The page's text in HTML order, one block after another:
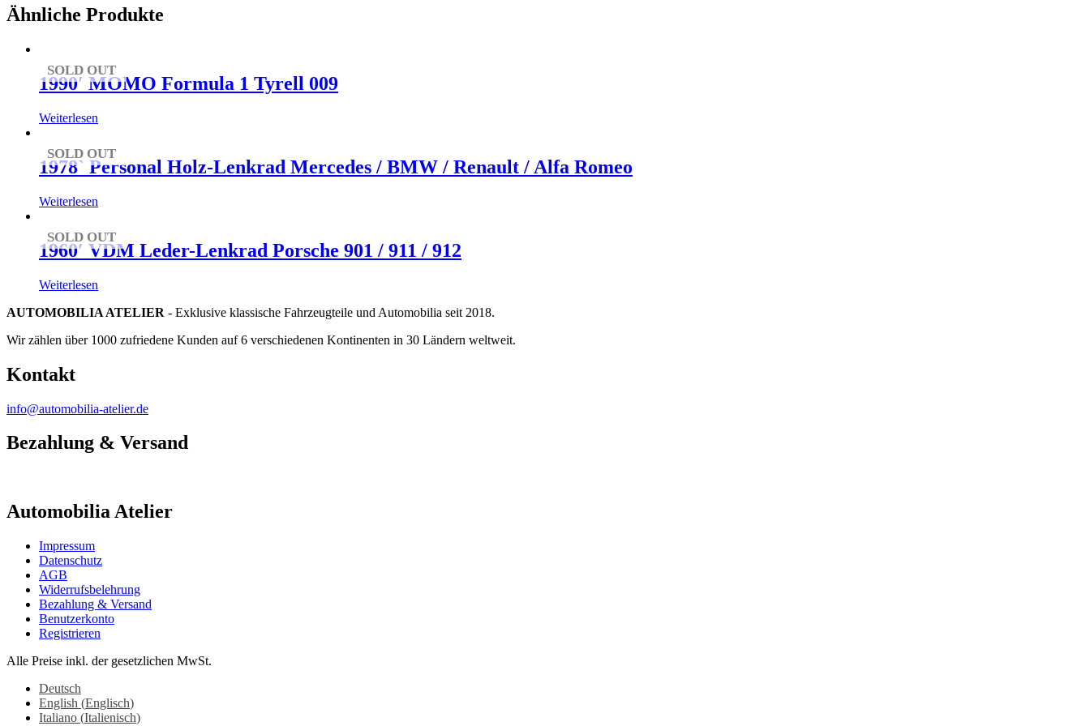
Ähnliche Produkte
SOLD OUT
1990′ MOMO Formula 1 Tyrell 009
Weiterlesen
SOLD OUT
1978` Personal Holz-Lenkrad Mercedes / BMW / Renault / Alfa Romeo
Weiterlesen
SOLD OUT
1960′ VDM Leder-Lenkrad Porsche 901 / 911 / 912
Weiterlesen
AUTOMOBILIA ATELIER - Exklusive klassische Fahrzeugteile und Automobilia seit 2018.
Wir zählen über 1000 zufriedene Kunden auf 6 verschiedenen Kontinenten in 30 Ländern weltweit.
Kontakt
info@automobilia-atelier.de
Bezahlung & Versand
Automobilia Atelier
Impressum
Datenschutz
AGB
Widerrufsbelehrung
Bezahlung & Versand
Benutzerkonto
Registrieren
Alle Preise inkl. der gesetzlichen MwSt.
Deutsch
English (Englisch)
Italiano (Italienisch)